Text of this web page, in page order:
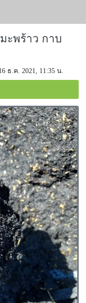
ะพร้าว กาบ
ธ.ค. 2021, 11:35 น.